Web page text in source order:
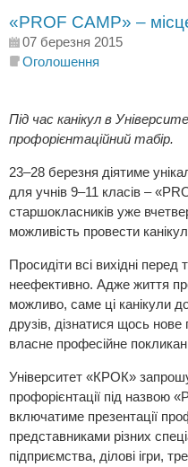
«PROF CAMP» –
07 березня 2015
Оголошення
Під час канікул в
профорієнтаційний табір.
23–28 березня діятиме
для учнів 9–11 класів –
старшокласників уже
можливість провести
Просидіти всі вихідні перед
неефективно. Адже життя
можливо, саме ці канікули
друзів, дізнатися щось
власне професійне
Університет «КРОК»
профорієнтації під назвою
включатиме презентації
представниками різних
підприємства, ділові ігри,